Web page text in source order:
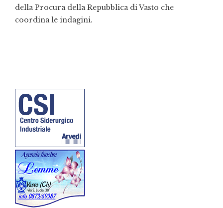
della Procura della Repubblica di Vasto che
coordina le indagini.